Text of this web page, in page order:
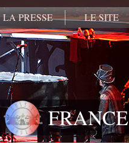
LA PRESSE LE SITE
FRANCE